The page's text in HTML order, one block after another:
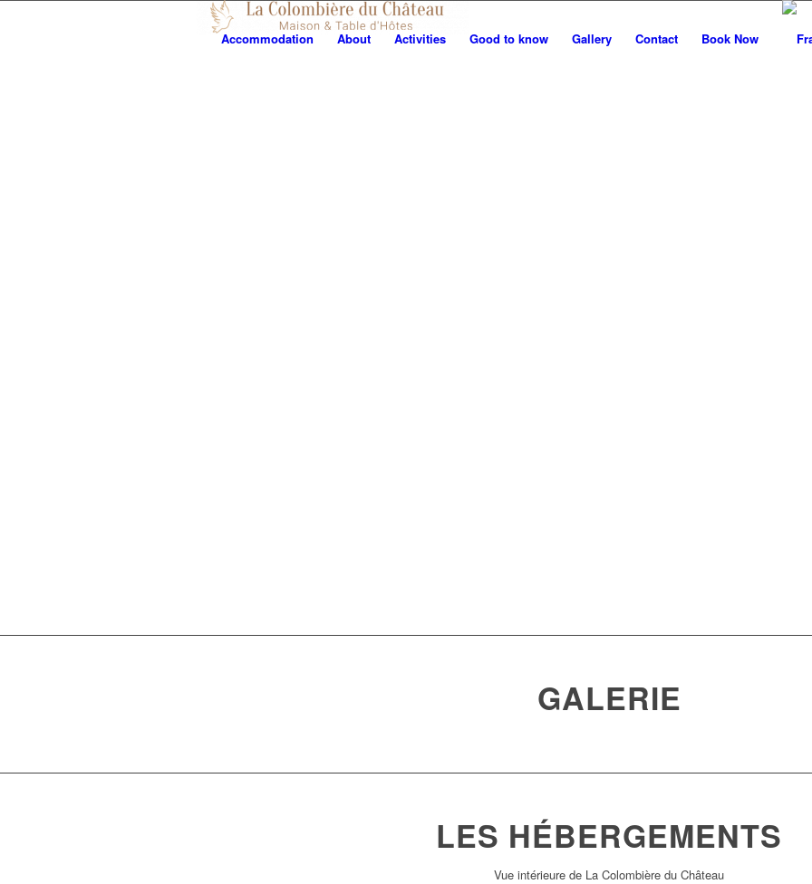
Accommodation About Activities Good to know Gallery Contact Book Now
GALERIE
LES HÉBERGEMENTS
Vue intérieure de La Colombière du Château